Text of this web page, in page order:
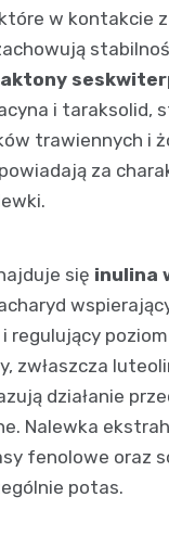
w kontakcie
i taraksolid,
trawiennych i
za
się inulina
regulujący
zwłaszcza
działanie
Nalewka
fenolowe oraz
potas.